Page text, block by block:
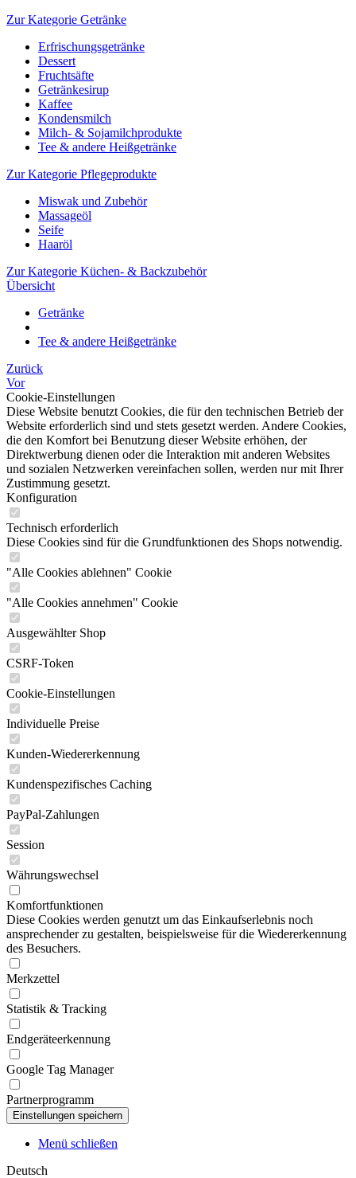
Zur Kategorie Getränke
Erfrischungsgetränke
Dessert
Fruchtsäfte
Getränkesirup
Kaffee
Kondensmilch
Milch- & Sojamilchprodukte
Tee & andere Heißgetränke
Zur Kategorie Pflegeprodukte
Miswak und Zubehör
Massageöl
Seife
Haaröl
Zur Kategorie Küchen- & Backzubehör
Übersicht
Getränke
Tee & andere Heißgetränke
Zurück
Vor
Cookie-Einstellungen
Diese Website benutzt Cookies, die für den technischen Betrieb der
Website erforderlich sind und stets gesetzt werden. Andere Cookies,
die den Komfort bei Benutzung dieser Website erhöhen, der
Direktwerbung dienen oder die Interaktion mit anderen Websites
und sozialen Netzwerken vereinfachen sollen, werden nur mit Ihrer
Zustimmung gesetzt.
Konfiguration
Technisch erforderlich
Diese Cookies sind für die Grundfunktionen des Shops notwendig.
"Alle Cookies ablehnen" Cookie
"Alle Cookies annehmen" Cookie
Ausgewählter Shop
CSRF-Token
Cookie-Einstellungen
Individuelle Preise
Kunden-Wiedererkennung
Kundenspezifisches Caching
PayPal-Zahlungen
Session
Währungswechsel
Komfortfunktionen
Diese Cookies werden genutzt um das Einkaufserlebnis noch
ansprechender zu gestalten, beispielsweise für die Wiedererkennung
des Besuchers.
Merkzettel
Statistik & Tracking
Endgeräteerkennung
Google Tag Manager
Partnerprogramm
Menü schließen
Deutsch